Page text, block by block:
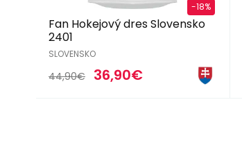
-18%
Fan Hokejový dres Slovensko
2401
SLOVENSKO
44,90€ 36,90€